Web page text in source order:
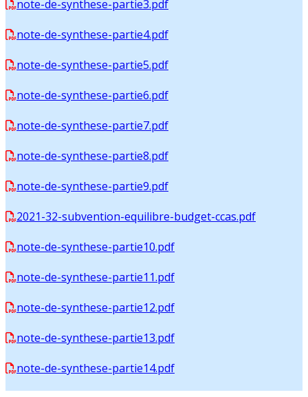
note-de-synthese-partie3.pdf
note-de-synthese-partie4.pdf
note-de-synthese-partie5.pdf
note-de-synthese-partie6.pdf
note-de-synthese-partie7.pdf
note-de-synthese-partie8.pdf
note-de-synthese-partie9.pdf
2021-32-subvention-equilibre-budget-ccas.pdf
note-de-synthese-partie10.pdf
note-de-synthese-partie11.pdf
note-de-synthese-partie12.pdf
note-de-synthese-partie13.pdf
note-de-synthese-partie14.pdf